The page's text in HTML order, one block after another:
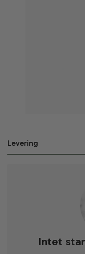
Levering
KK Metal P/S leverer
arbejdsdage efter
Leveringen kan dog
helligedage, special
Fragten starter ved
Intet